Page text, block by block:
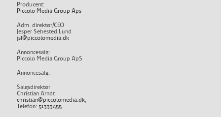
Producent:
Piccolo Media Group Aps
Adm. direktør/CEO
Jesper Sehested Lund
jsl@piccolomedia.dk
Annoncesalg:
Piccolo Media Group ApS
Annoncesalg:
Salgsdirektør
Christian Arndt
christian@piccolomedia.dk,
Telefon: 51333455